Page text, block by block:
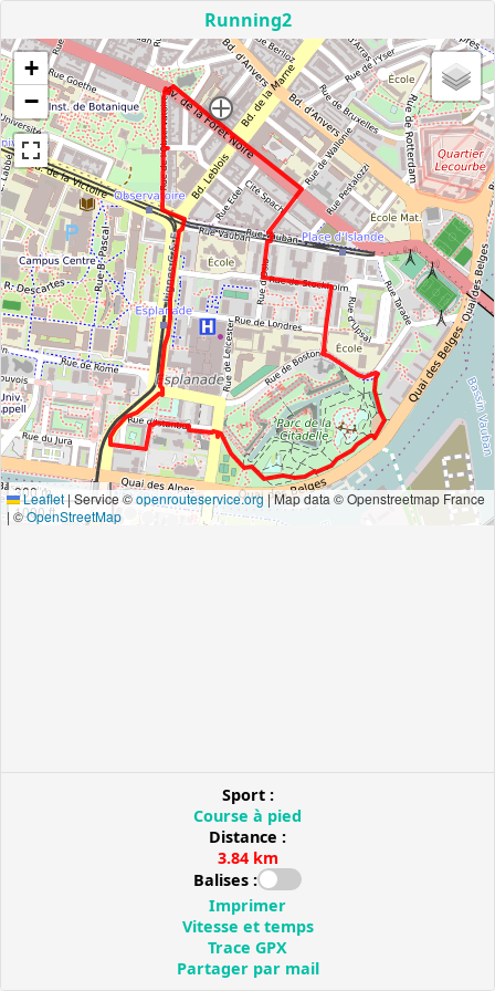
Running2
+
−
300 m
1000 ft
Leaflet|Service ©openrouteservice.org | Map data © Openstreetmap France
| ©OpenStreetMap
Sport :
Course à pied
Distance :
3.84 km
Balises :
Imprimer
Vitesse et temps
Trace GPX
Partager par mail